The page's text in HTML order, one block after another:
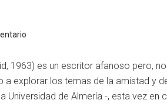
1963) es un escritor afanoso pero,
a explorar los temas de la amistad y
Universidad de Almería -, esta vez en